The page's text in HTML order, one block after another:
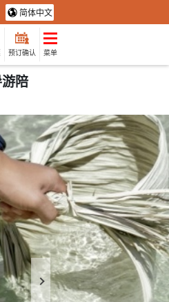
简体中文
预订确认 菜单
陪